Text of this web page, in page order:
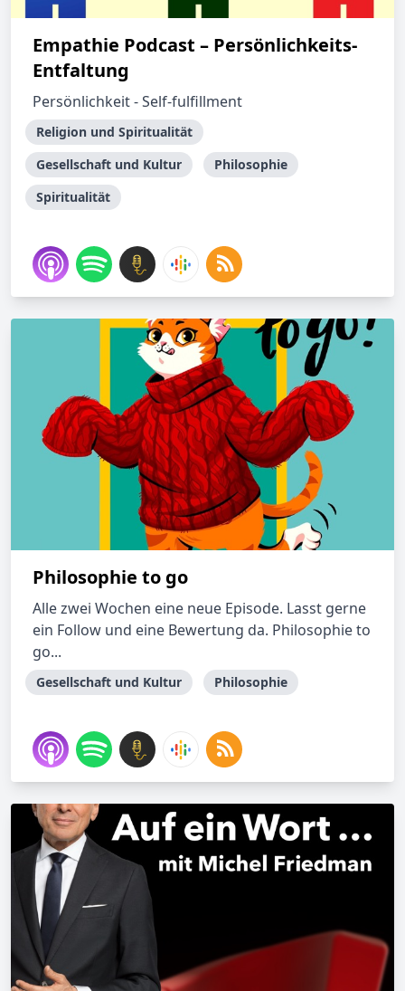
Empathie Podcast – Persönlichkeits-
Entfaltung
Persönlichkeit - Self-fulfillment
Religion und Spiritualität
Gesellschaft und Kultur
Philosophie
Spiritualität
Philosophie to go
Alle zwei Wochen eine neue Episode. Lasst gerne
ein Follow und eine Bewertung da. Philosophie to
go...
Gesellschaft und Kultur Philosophie